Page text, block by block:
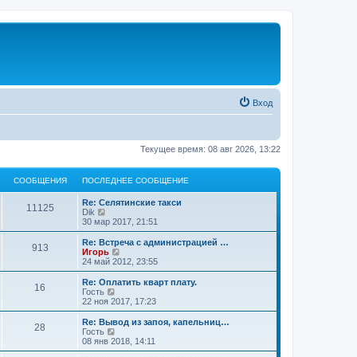
Вход
Текущее время: 08 авг 2026, 13:22
СООБЩЕНИЯ ПОСЛЕДНЕЕ СООБЩЕНИЕ
11125
Re: Селятинские такси
Dik
е
р
е
т
п
о
с
е
д
н
е
30 мар 2017, 21:51
913
Re: Встреча с администрацией …
Игорь
е
р
е
т
п
о
с
24 май 2012, 23:55
16
Re: Оплатить кварт плату.
Гость
е
р
е
т
22 ноя 2017, 17:23
28
Re: Вывод из запоя, капельниц…
Гость
е
р
08 янв 2018, 14:11